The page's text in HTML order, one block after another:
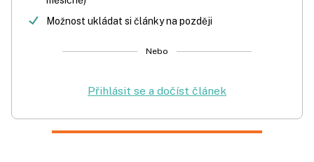
Možnost ukládat si články na později
Nebo
Přihlásit se a dočíst článek